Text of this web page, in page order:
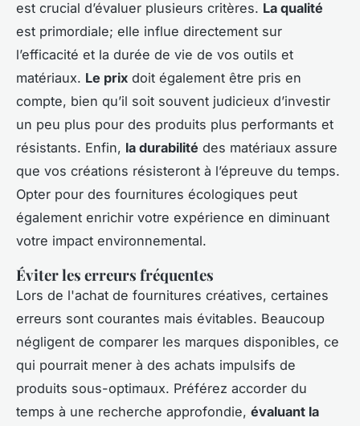
est crucial d’évaluer plusieurs critères. La qualité
est primordiale; elle influe directement sur
l’efficacité et la durée de vie de vos outils et
matériaux. Le prix doit également être pris en
compte, bien qu’il soit souvent judicieux d’investir
un peu plus pour des produits plus performants et
résistants. Enfin, la durabilité des matériaux assure
que vos créations résisteront à l’épreuve du temps.
Opter pour des fournitures écologiques peut
également enrichir votre expérience en diminuant
votre impact environnemental.
Éviter les erreurs fréquentes
Lors de l'achat de fournitures créatives, certaines
erreurs sont courantes mais évitables. Beaucoup
négligent de comparer les marques disponibles, ce
qui pourrait mener à des achats impulsifs de
produits sous-optimaux. Préférez accorder du
temps à une recherche approfondie, évaluant la